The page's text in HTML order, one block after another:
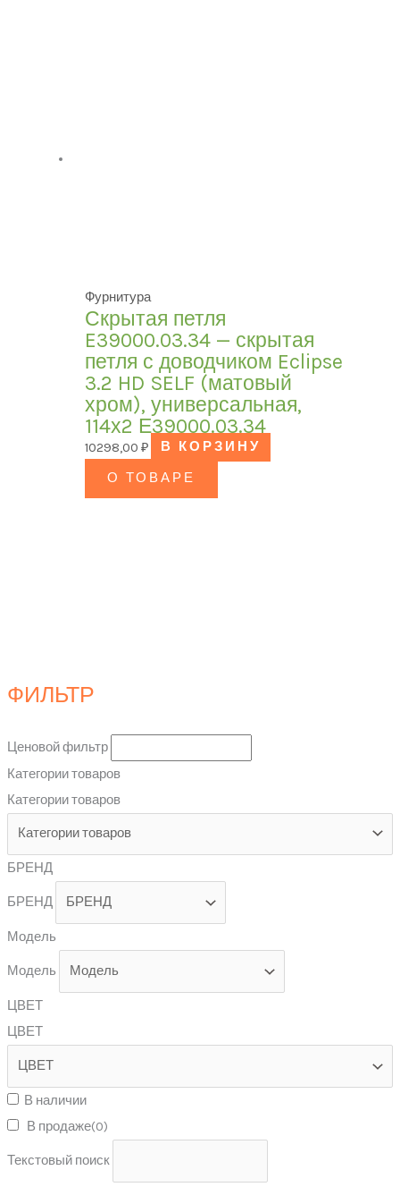
ФИЛЬТР
Ценовой фильтр
Категории товаров
Категории товаров
БРЕНД
БРЕНД
Модель
Модель
ЦВЕТ
ЦВЕТ
В наличии
В продаже(0)
Текстовый поиск
Фурнитура
Скрытая петля
E39000.03.34 — скрытая
петля с доводчиком Eclipse
3.2 HD SELF (матовый
хром), универсальная,
114х2 Е39000.03.34
10298,00₽
В КОРЗИНУ
О ТОВАРЕ